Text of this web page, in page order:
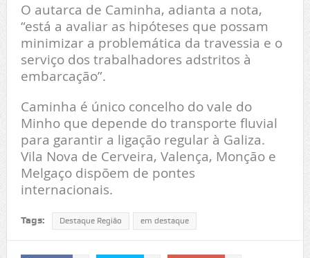
O autarca de Caminha, adianta a nota,
“está a avaliar as hipóteses que possam
minimizar a problemática da travessia e o
serviço dos trabalhadores adstritos à
embarcação”.
Caminha é único concelho do vale do
Minho que depende do transporte fluvial
para garantir a ligação regular à Galiza.
Vila Nova de Cerveira, Valença, Monção e
Melgaço dispõem de pontes
internacionais.
Tags: Destaque Região em destaque